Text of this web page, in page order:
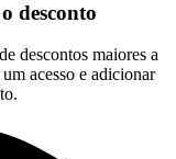
desconto
descontos maiores a
acesso e adicionar